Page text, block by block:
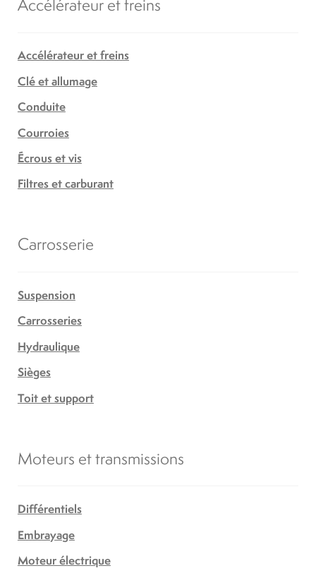
Accélérateur et freins
Clé et allumage
Conduite
Courroies
Écrous et vis
Filtres et carburant
Carrosserie
Suspension
Carrosseries
Hydraulique
Sièges
Toit et support
Moteurs et transmissions
Différentiels
Embrayage
Moteur électrique